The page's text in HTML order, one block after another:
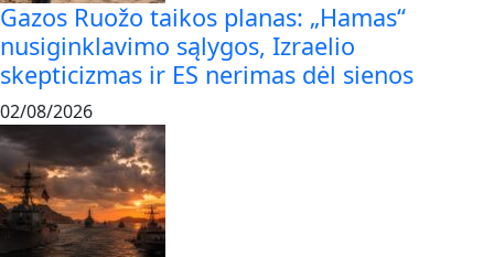
Gazos Ruožo taikos planas: „Hamas“
nusiginklavimo sąlygos, Izraelio
skepticizmas ir ES nerimas dėl sienos
02/08/2026